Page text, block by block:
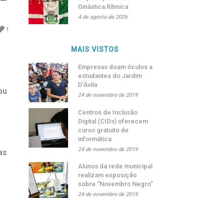
1
Ginástica Rítmica
4 de agosto de 2026
MAIS VISTOS
Empresas doam óculos a
estudantes do Jardim
D’Ávila
24 de novembro de 2019
Centros de Inclusão
Digital (CIDs) oferecem
curso gratuito de
informática
24 de novembro de 2019
Alunos da rede municipal
realizam exposição
sobre “Novembro Negro”
24 de novembro de 2019